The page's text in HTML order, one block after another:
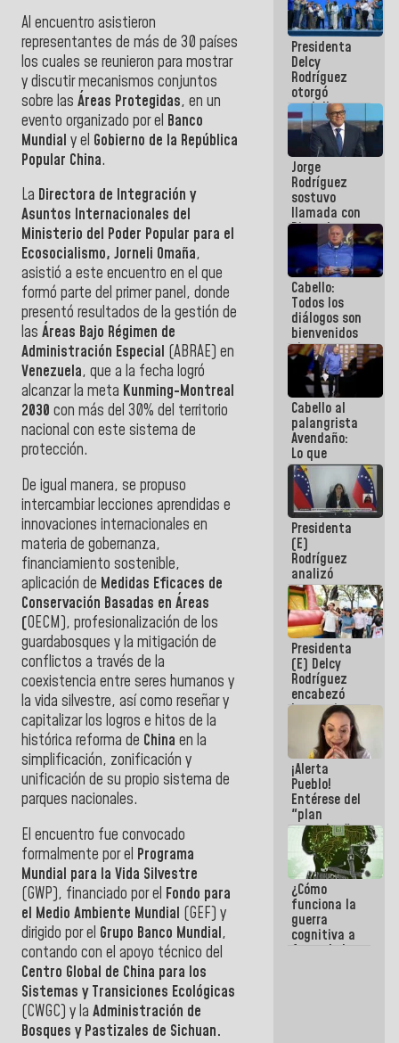
Al encuentro asistieron
representantes de más de 30 países
los cuales se reunieron para mostrar
y discutir mecanismos conjuntos
sobre las Áreas Protegidas, en un
evento organizado por el Banco
Mundial y el Gobierno de la República
Popular China.
La Directora de Integración y
Asuntos Internacionales del
Ministerio del Poder Popular para el
Ecosocialismo, Jorneli Omaña,
asistió a este encuentro en el que
formó parte del primer panel, donde
presentó resultados de la gestión de
las Áreas Bajo Régimen de
Administración Especial (ABRAE) en
Venezuela, que a la fecha logró
alcanzar la meta Kunming-Montreal
2030 con más del 30% del territorio
nacional con este sistema de
protección.
De igual manera, se propuso
intercambiar lecciones aprendidas e
innovaciones internacionales en
materia de gobernanza,
financiamiento sostenible,
aplicación de Medidas Eficaces de
Conservación Basadas en Áreas
(OECM), profesionalización de los
guardabosques y la mitigación de
conflictos a través de la
coexistencia entre seres humanos y
la vida silvestre, así como reseñar y
capitalizar los logros e hitos de la
histórica reforma de China en la
simplificación, zonificación y
unificación de su propio sistema de
parques nacionales.
El encuentro fue convocado
formalmente por el Programa
Mundial para la Vida Silvestre
(GWP), financiado por el Fondo para
el Medio Ambiente Mundial (GEF) y
dirigido por el Grupo Banco Mundial,
contando con el apoyo técnico del
Centro Global de China para los
Sistemas y Transiciones Ecológicas
(CWGC) y la Administración de
Bosques y Pastizales de Sichuan.
manejo de
escombros
en La Guaira
Presidenta
Delcy
Rodríguez
otorgó
medalla
"Héroe de
Venezuela"
a servidores
públicos
Jorge
Rodríguez
sostuvo
llamada con
Dinorah
Figuera y
acuerdan
primer
encuentro
presencial
para el
diálogo
Cabello:
Todos los
diálogos son
bienvenidos
siempre que
estén en el
marco de la
Constitución
de la
República
Cabello al
palangrista
Avendaño:
Lo que
vayas a
escribir
hazlo hoy
por que no
sabemos si
la semana
que viene
hay
programa
Presidenta
(E)
Rodríguez
analizó
junto a
gobernadores
planes de
recuperación
del Sistema
Eléctrico
Nacional
Presidenta
(E) Delcy
Rodríguez
encabezó
lanzamiento
del Plan
Nacional de
Recreación
Vacacional
¡Alerta
Pueblo!
Entérese del
"plan
enjambre"
de La Sayo
para
sabotear el
diálogo y
promover el
caos
¿Cómo
funciona la
guerra
cognitiva a
favor de la